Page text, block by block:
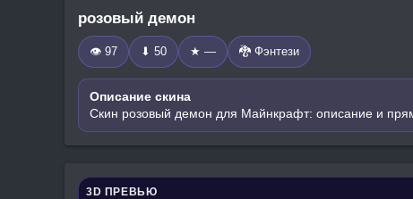
розовый демон
👁 97 ⬇ 50 ★ — 🐉 Фэнтези
Описание скина
Скин розовый демон для Майнкрафт: описание и
3D ПРЕВЬЮ